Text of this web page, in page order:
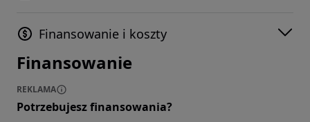
Finansowanie i koszty
Finansowanie
REKLAMA
Potrzebujesz finansowania?